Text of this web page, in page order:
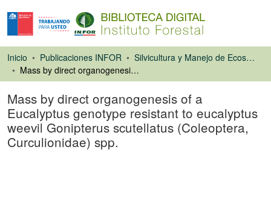
Inicio Publicaciones INFOR
Silvicultura y Manejo de Ecosistemas Forestales Nativos y Exóticos
Mass by direct organogenesis of a Eucalyptus genotype resistant to eucalyptus weevil Gonipterus scutellatus (Coleoptera, Curculionidae) spp.
Mass by direct organogenesis of a
Eucalyptus genotype resistant to eucalyptus
weevil Gonipterus scutellatus (Coleoptera,
Curculionidae) spp.